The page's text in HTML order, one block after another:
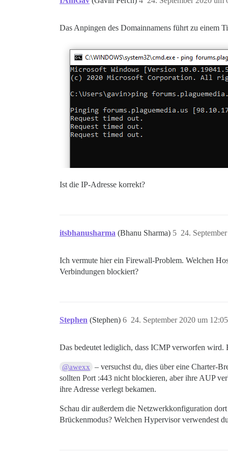
Das Anpingen des Domainnamens führt zu einem
Ist die IP-Adresse korrekt?
itsbhanusharma (Bhanu Sharma) 24.
5
Ich vermute hier ein Firewall-Problem. Welchen
Verbindungen blockiert?
Stephen (Stephen) 24. September 2020 um 12:05
6
Das bedeutet lediglich, dass ICMP verworfen
@awexx
– versuchst du, dies über eine Charter-
sollten Port :443 nicht blockieren, aber ihre AUP
ihre Adresse verlegt bekamen.
Schau dir außerdem die Netzwerkkonfiguration
Brückenmodus? Welchen Hypervisor verwendest